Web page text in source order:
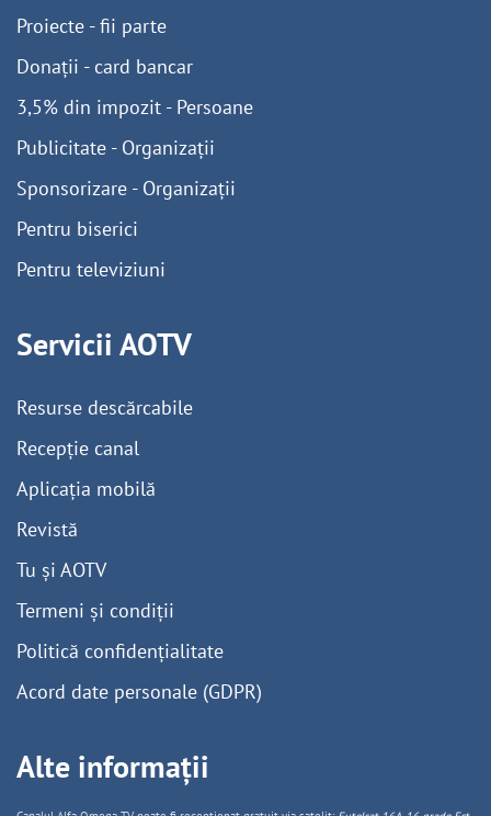
Proiecte - fii parte
Donații - card bancar
3,5% din impozit - Persoane
Publicitate - Organizații
Sponsorizare - Organizații
Pentru biserici
Pentru televiziuni
Servicii AOTV
Resurse descărcabile
Recepție canal
Aplicația mobilă
Revistă
Tu și AOTV
Termeni și condiții
Politică confidențialitate
Acord date personale (GDPR)
Alte informații